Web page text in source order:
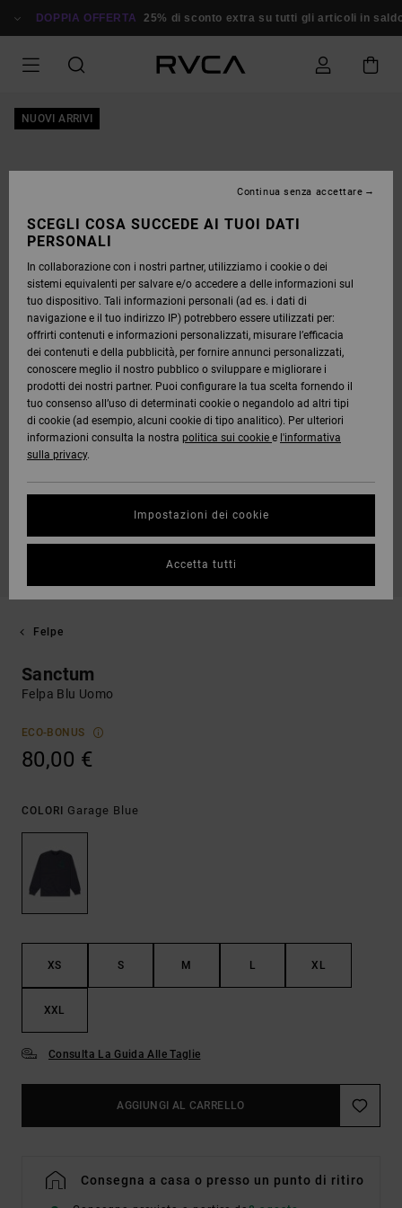
ALLE
DOPPIA OFFERTA 25% di sconto extra su tutti gli articoli in saldo
NUOVI ARRIVI
Felpe
Sanctum
Felpa Blu Uomo
ECO-BONUS
80,00 €
COLORI Garage Blue
XS S M L XL
XXL
Consulta La Guida Alle Taglie
AGGIUNGI AL CARRELLO
Consegna a casa o presso un punto di ritiro
SCEGLI COSA SUCCEDE AI TUOI DATI
PERSONALI
In collaborazione con i nostri partner, utilizziamo i cookie o dei
sistemi equivalenti per salvare e/o accedere a delle informazioni sul
tuo dispositivo. Tali informazioni personali (ad es. i dati di
navigazione e il tuo indirizzo IP) potrebbero essere utilizzati per:
offrirti contenuti e informazioni personalizzati, misurare l’efficacia
dei contenuti e della pubblicità, per fornire annunci personalizzati,
conoscere meglio il nostro pubblico o sviluppare e migliorare i
prodotti dei nostri partner. Puoi configurare la tua scelta fornendo il
tuo consenso all’uso di determinati cookie o negandolo ad altri tipi
di cookie (ad esempio, alcuni cookie di tipo analitico). Per ulteriori
informazioni consulta la nostra politica sui cookie e l'informativa
sulla privacy.
Impostazioni dei cookie
Continua senza accettare
Accetta tutti